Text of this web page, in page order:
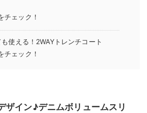
チェック！
使える！2WAYトレンチコート
チェック！
ザイン♪デニムボリュームスリ